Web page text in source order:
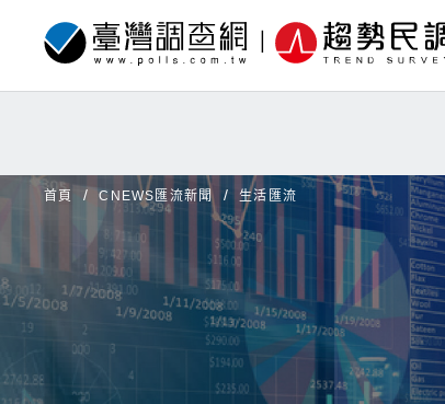
首頁 CNEWS匯流新聞 生活匯流